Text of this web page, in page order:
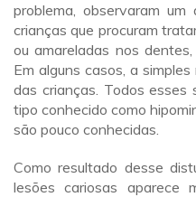
problema, observaram
crianças que procuram
ou amareladas nos
Em alguns casos, a
das crianças. Todos
tipo conhecido como
são pouco conhecidas.
Como resultado desse
lesões cariosas aparece